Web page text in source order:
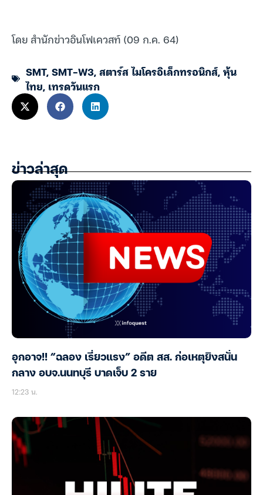
โดย สำนักข่าวอินโฟเควสท์ (09 ก.ค. 64)
SMT,SMT-W3,สตาร์ส ไมโครอิเล็กทรอนิกส์,หุ้น
ไทย, เทรดวันแรก
ข่าวล่าสุด
อุกอาจ!! “ฉลอง เรี่ยวแรง” อดีต สส. ก่อเหตุยิงสนั่น
กลาง อบจ.นนทบุรี บาดเจ็บ 2 ราย
12:23 น.